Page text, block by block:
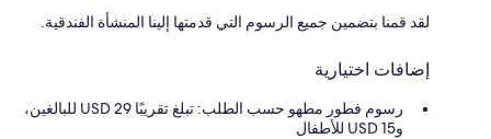
لقد قمنا بتضمين جميع الرسوم التي قدمتها إلينا المنشأة الفندقية.
إضافات اختيارية
رسوم فطور مطهو حسب الطلب: تبلغ تقريبًا USD 29 للبالغين،
وUSD 15 للأطفال